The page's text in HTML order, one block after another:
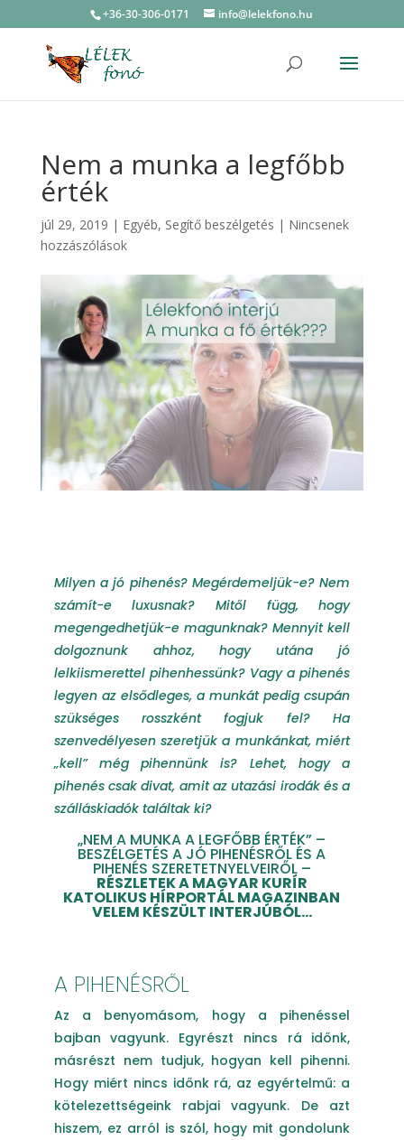
+36-30-306-0171 info@lelekfono.hu
Nem a munka a legfőbb
érték
júl 29, 2019 | Egyéb, Segítő beszélgetés | Nincsenek
hozzászólások
Milyen a jó pihenés? Megérdemeljük-e? Nem
számít-e luxusnak? Mitől függ, hogy
megengedhetjük-e magunknak? Mennyit kell
dolgoznunk ahhoz, hogy utána jó
lelkiismerettel pihenhessünk? Vagy a pihenés
legyen az elsődleges, a munkát pedig csupán
szükséges rosszként fogjuk fel? Ha
szenvedélyesen szeretjük a munkánkat, miért
„kell” még pihennünk is? Lehet, hogy a
pihenés csak divat, amit az utazási irodák és a
szálláskiadók találtak ki?
„NEM A MUNKA A LEGFŐBB ÉRTÉK” –
BESZÉLGETÉS A JÓ PIHENÉSRŐL ÉS A
PIHENÉS SZERETETNYELVEIRŐL –
RÉSZLETEK A MAGYAR KURÍR
KATOLIKUS HÍRPORTÁL MAGAZINBAN
VELEM KÉSZÜLT INTERJÚBÓL…
A PIHENÉSRŐL
Az a benyomásom, hogy a pihenéssel
bajban vagyunk. Egyrészt nincs rá időnk,
másrészt nem tudjuk, hogyan kell pihenni.
Hogy miért nincs időnk rá, az egyértelmű: a
kötelezettségeink rabjai vagyunk. De azt
hiszem, ez arról is szól, hogy mit gondolunk